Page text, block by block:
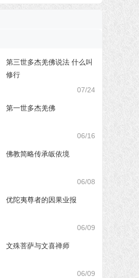
第三世多杰羌佛说法 什么叫
修行
07/24
第一世多杰羌佛
06/16
佛教简略传承皈依境
06/08
优陀夷尊者的因果业报
06/09
文殊菩萨与文喜禅师
06/09